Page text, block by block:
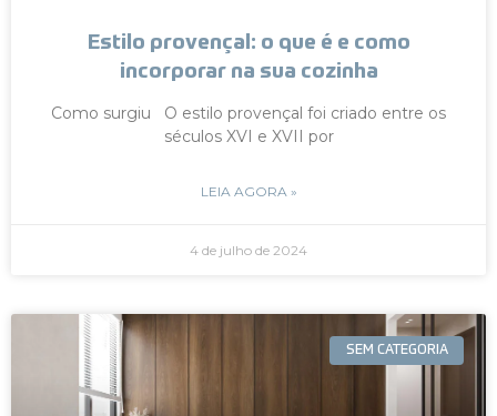
Estilo provençal: o que é e como
incorporar na sua cozinha
Como surgiu O estilo provençal foi criado entre os
séculos XVI e XVII por
LEIA AGORA »
4 de julho de 2024
SEM CATEGORIA